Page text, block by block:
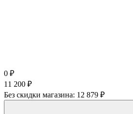
0 ₽
11 200 ₽
Без скидки магазина: 12 879 ₽